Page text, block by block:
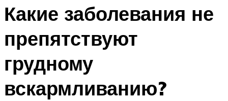
Какие заболевания не
препятствуют
грудному
вскармливанию?